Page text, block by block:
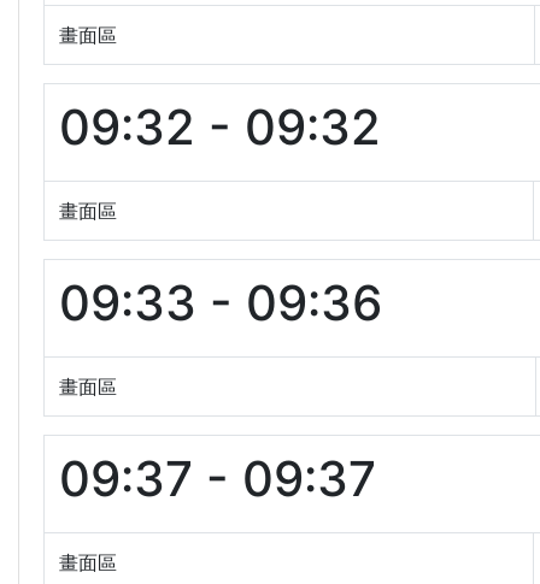
畫面區
09:32 - 09:32
畫面區
09:33 - 09:36
畫面區
09:37 - 09:37
畫面區